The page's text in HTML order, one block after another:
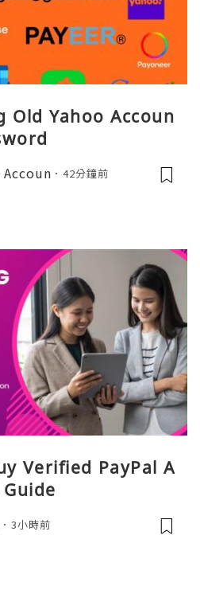
Old Yahoo Accoun
42分鐘前
Verified PayPal A
3小時前